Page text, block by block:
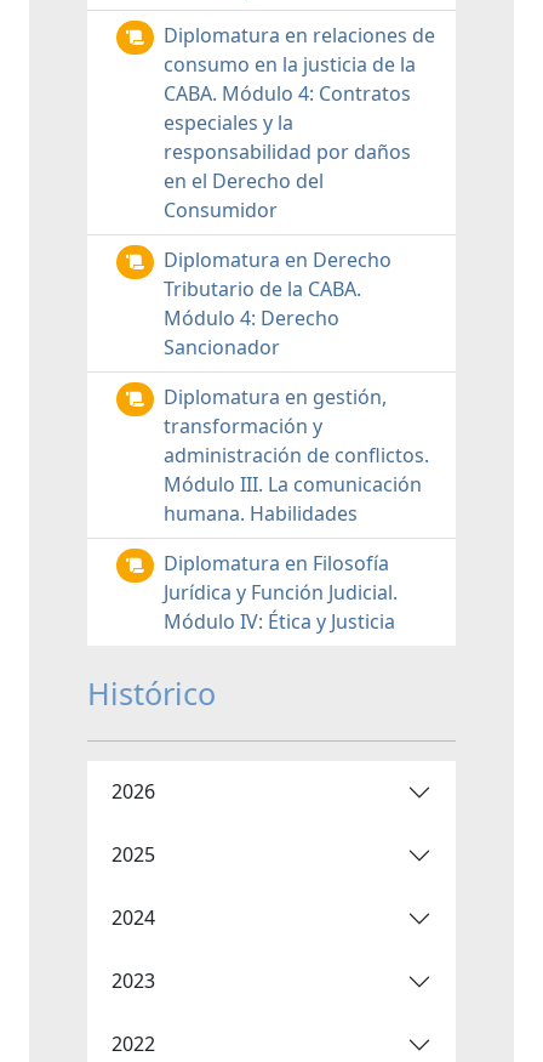
Diplomatura en relaciones de
consumo en la justicia de la
CABA. Módulo 4: Contratos
especiales y la
responsabilidad por daños
en el Derecho del
Consumidor
Diplomatura en Derecho
Tributario de la CABA.
Módulo 4: Derecho
Sancionador
Diplomatura en gestión,
transformación y
administración de conflictos.
Módulo III. La comunicación
humana. Habilidades
Diplomatura en Filosofía
Jurídica y Función Judicial.
Módulo IV: Ética y Justicia
Histórico
2026
2025
2024
2023
2022